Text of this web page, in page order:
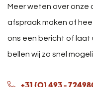
Meer weten over onze
afspraak maken of
ons een bericht of laat
bellen wij zo snel